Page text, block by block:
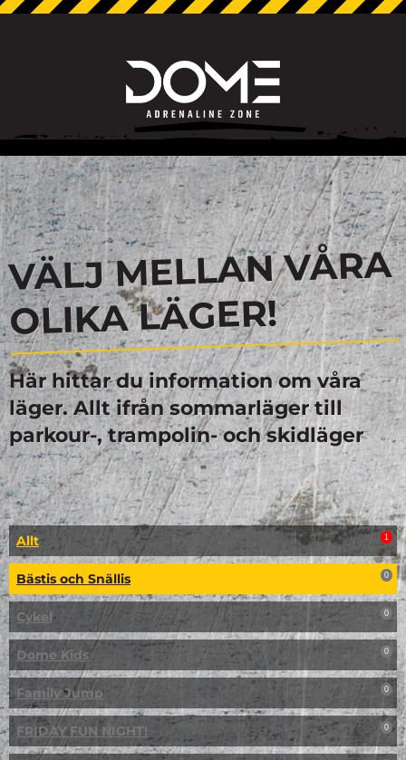
VÄLJ MELLAN VÅRA
OLIKA LÄGER!
Här hittar du information om våra
läger. Allt ifrån sommarläger till
parkour-, trampolin- och skidläger
Allt 1
Bästis och Snällis 0
Cykel 0
Dome Kids 0
Family Jump 0
FRIDAY FUN NIGHT! 0